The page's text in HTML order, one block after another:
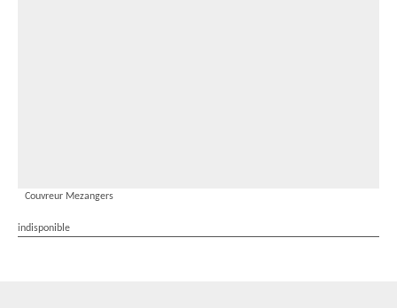
Couvreur Mezangers
indisponible